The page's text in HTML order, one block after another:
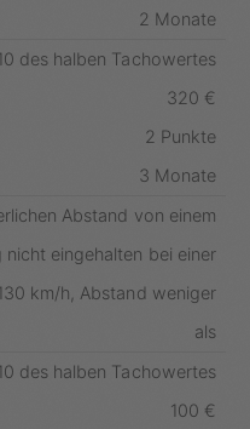
2 Monate
des halben Tachowertes
320 €
2 Punkte
3 Monate
Abstand von einem
eingehalten bei einer
km/h, Abstand weniger
als
des halben Tachowertes
100 €